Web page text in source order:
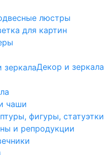
люстры
для картин
Декор и зеркала
чаши
фигуры, статуэтки
и репродукции